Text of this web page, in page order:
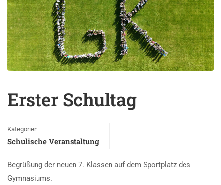
Erster Schultag
Kategorien
Schulische Veranstaltung
Begrüßung der neuen 7. Klassen auf dem Sportplatz des
Gymnasiums.